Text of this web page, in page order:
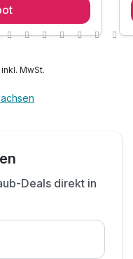
MwSt.
Deals direkt in